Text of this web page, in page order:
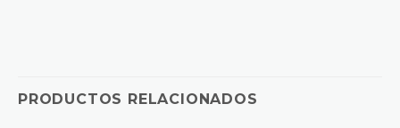
PRODUCTOS RELACIONADOS